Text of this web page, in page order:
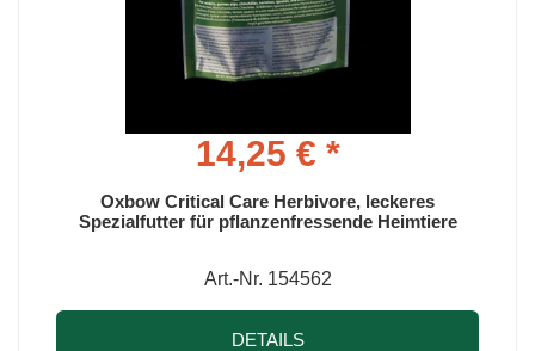
14,25 € *
Oxbow Critical Care Herbivore, leckeres
Spezialfutter für pflanzenfressende Heimtiere
Art.-Nr. 154562
DETAILS